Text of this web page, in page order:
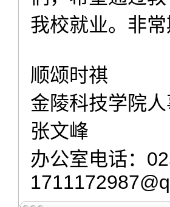
我校就业。非
顺颂时祺
金陵科技学院
张文峰
办公室电话：